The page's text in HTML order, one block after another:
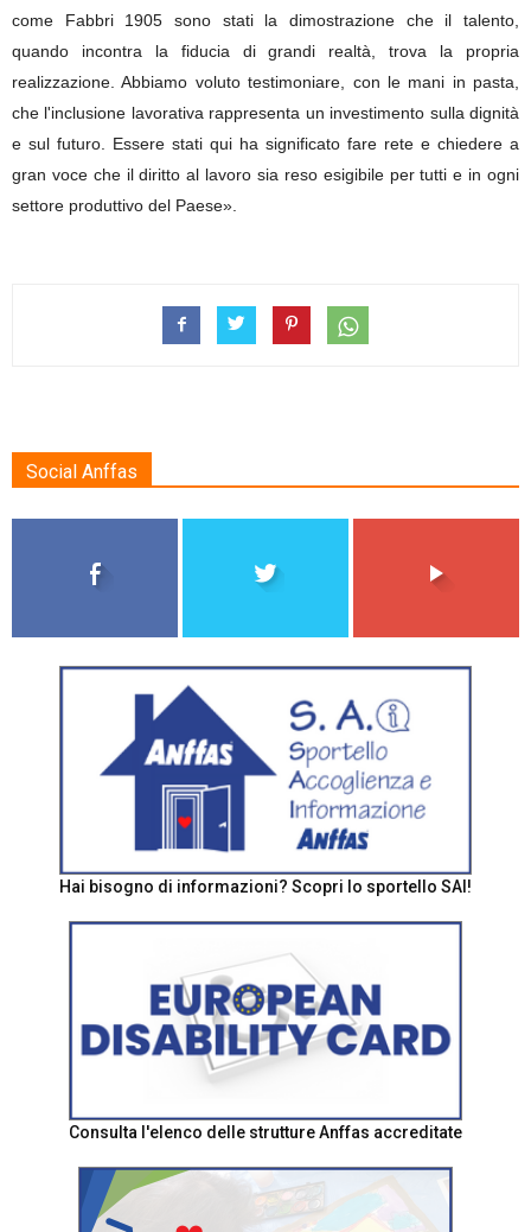
come Fabbri 1905 sono stati la dimostrazione che il talento,
quando incontra la fiducia di grandi realtà, trova la propria
realizzazione. Abbiamo voluto testimoniare, con le mani in pasta,
che l'inclusione lavorativa rappresenta un investimento sulla dignità
e sul futuro. Essere stati qui ha significato fare rete e chiedere a
gran voce che il diritto al lavoro sia reso esigibile per tutti e in ogni
settore produttivo del Paese».
Social Anffas
Hai bisogno di informazioni? Scopri lo sportello SAI!
Consulta l'elenco delle strutture Anffas accreditate